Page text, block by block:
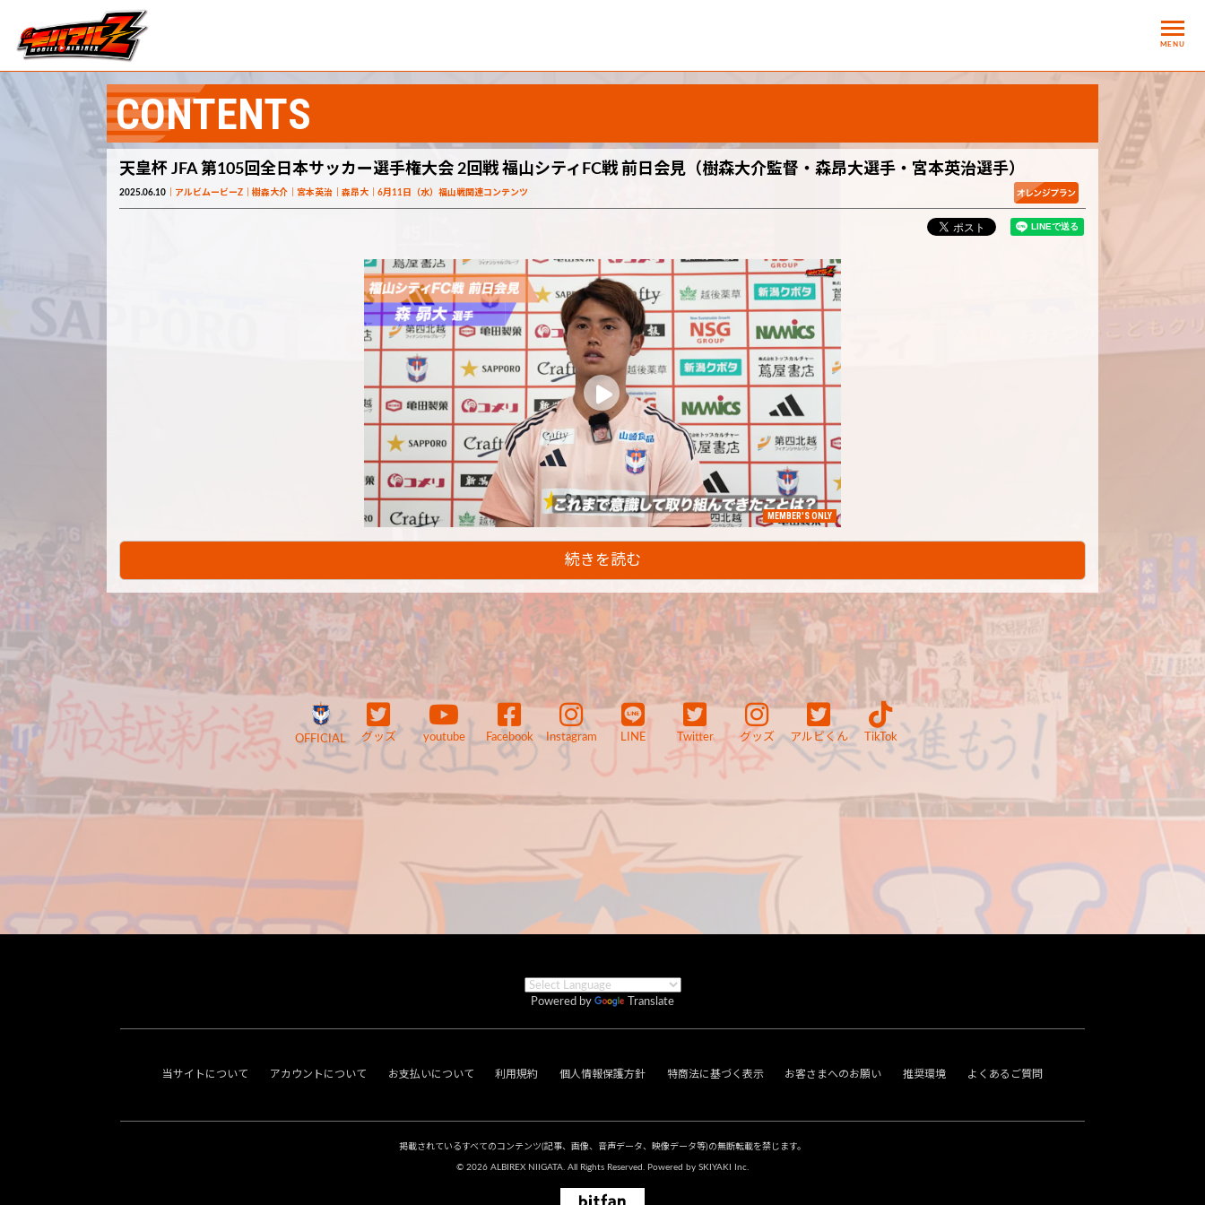
MENU
CONTENTS
天皇杯 JFA 第105回全日本サッカー選手権大会 2回戦 福山シティFC戦 前日会見（樹森大介監督・森昂大選手・宮本英治選手）
2025.06.10 アルビムービーZ 樹森大介 宮本英治 森昂大 6月11日（水）福山戦関連コンテンツ
MEMBER'S ONLY
続きを読む
OFFICIAL グッズ youtube Facebook Instagram LINE Twitter グッズ アルビくん TikTok
Powered by Translate
当サイトについて アカウントについて お支払いについて 利用規約 個人情報保護方針 特商法に基づく表示 お客さまへのお願い 推奨環境 よくあるご質問
掲載されているすべてのコンテンツ(記事、画像、音声データ、映像データ等)の無断転載を禁じます。
© 2026 ALBIREX NIIGATA. All Rights Reserved. Powered by SKIYAKI Inc.